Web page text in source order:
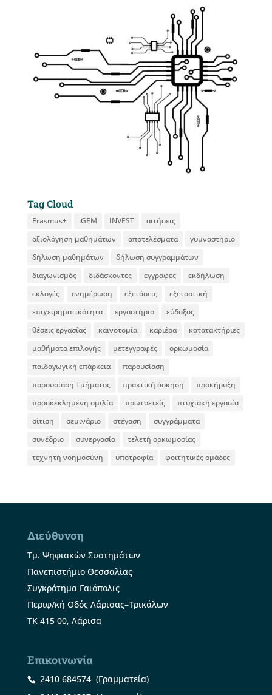
Tag Cloud
Erasmus+ iGEM INVEST
αιτήσεις
αξιολόγηση μαθημάτων
αποτελέσματα
γυμναστήριο
δήλωση μαθημάτων
δήλωση συγγραμμάτων
διαγωνισμός
διδάσκοντες εγγραφές
εκδήλωση
εκλογές
ενημέρωση εξετάσεις
εξεταστική
επιχειρηματικότητα
εργαστήριο
εύδοξος
θέσεις εργασίας
καινοτομία καριέρα
κατατακτήριες
μαθήματα επιλογής
μετεγγραφές
ορκωμοσία
παιδαγωγική επάρκεια
παρουσίαση
παρουσίαση Τμήματος
πρακτική άσκηση
προκήρυξη
προσκεκλημένη ομιλία
πρωτοετείς
πτυχιακή εργασία
σίτιση
σεμινάριο στέγαση
συγγράμματα
συνέδριο
συνεργασία
τελετή ορκωμοσίας
τεχνητή νοημοσύνη
υποτροφία φοιτητικές ομάδες
Διεύθυνση
Τμ. Ψηφιακών Συστημάτων
Πανεπιστήμιο Θεσσαλίας
Συγκρότημα Γαιόπολις
Περιφ/κή Οδός Λάρισας–Τρικάλων
ΤΚ 415 00, Λάρισα
Επικοινωνία
2410 684574(Γραμματεία)